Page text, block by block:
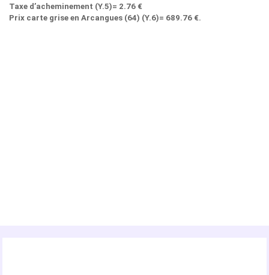
Taxe d’acheminement (Y.5)= 2.76 €
Prix carte grise en Arcangues (64) (Y.6)= 689.76 €.